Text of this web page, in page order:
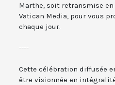
Marthe, soit retransmise en
Vatican Media, pour vous
chaque jour.
----
Cette célébration diffusée
être visionnée en